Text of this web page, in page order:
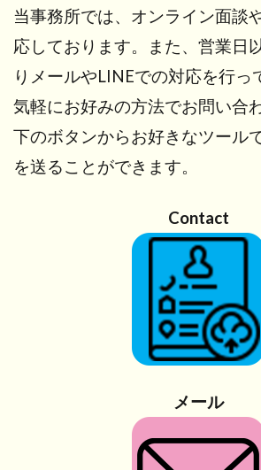
当事務所では、オンライン面談
応しております。また、営業日
りメールやLINEでの対応を行っ
気軽にお好みの方法でお問い合
下のボタンからお好きなツール
を送ることができます。
Contact
メール